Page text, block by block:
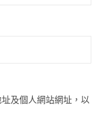
及個人網站網址，以